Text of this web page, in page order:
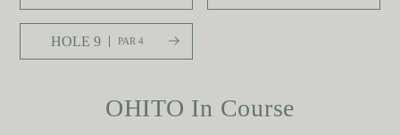
HOLE 9 PAR 4
OHITO In Course